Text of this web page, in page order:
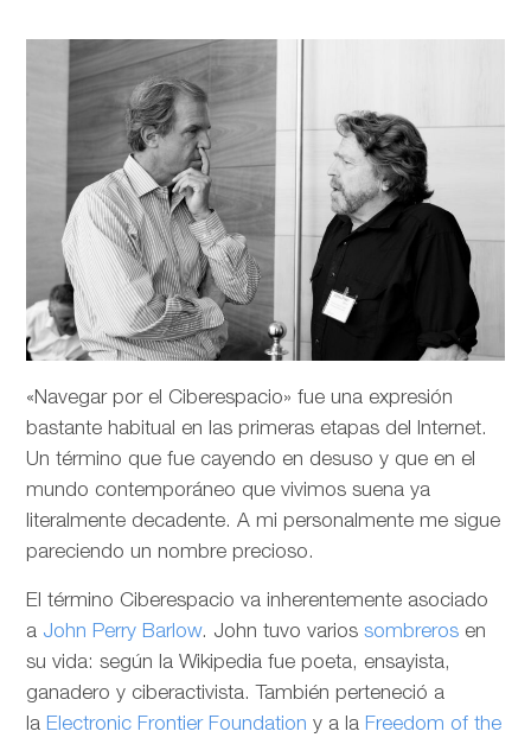
«Navegar por el Ciberespacio» fue una expresión
bastante habitual en las primeras etapas del Internet.
Un término que fue cayendo en desuso y que en el
mundo contemporáneo que vivimos suena ya
literalmente decadente. A mi personalmente me sigue
pareciendo un nombre precioso.
El término Ciberespacio va inherentemente asociado
a John Perry Barlow. John tuvo variossombreros en
su vida: según la Wikipedia fue poeta, ensayista,
ganadero y ciberactivista. También perteneció a
la Electronic Frontier Foundation y a la Freedom of the